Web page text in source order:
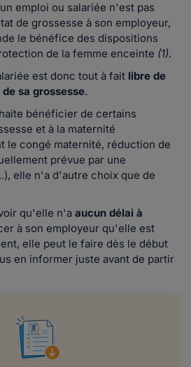
emploi ou salariée n'est pas
de grossesse à son employeur,
le bénéfice des dispositions
de la femme enceinte (1).
est donc tout à fait libre de
sa grossesse.
bénéficier de certains
et à la maternité
le congé maternité, réduction de
prévue par une
elle n'a d'autre choix que de
qu'elle n'a aucun délai à
à son employeur qu'elle est
elle peut le faire dès le début
en informer juste avant de partir